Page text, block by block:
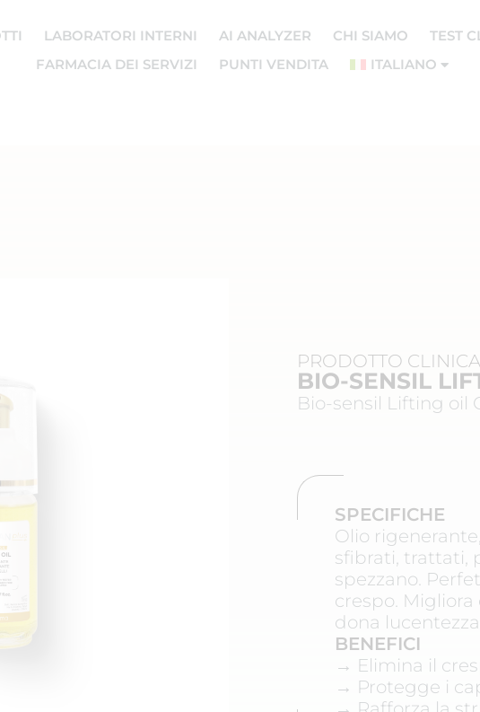
LABORATORI INTERNI AI ANALYZER CHI SIAMO
TEST
FARMACIA DEI SERVIZI
PUNTI VENDITA ITALIANO
PRODOTTO
BIO-SENSIL
Bio-sensil Lifting oil
SPECIFICHE
Olio
sfibrati, trattati,
spezzano.
crespo.
dona
BENEFICI
→ Elimina il
→ Protegge i